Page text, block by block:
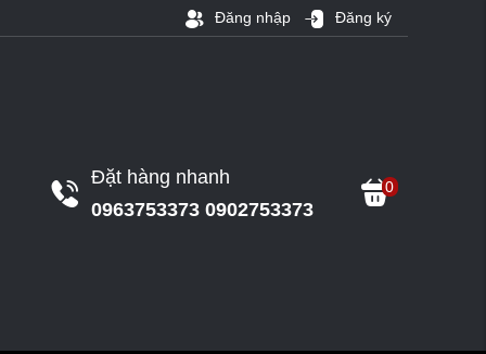
Đăng nhập Đăng ký
Đặt hàng nhanh
0963753373 0902753373
0